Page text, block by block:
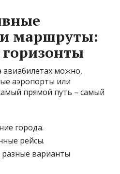
маршруты:
авиабилетах можно,
аэропорты или
прямой путь – самый
города.
рейсы.
варианты